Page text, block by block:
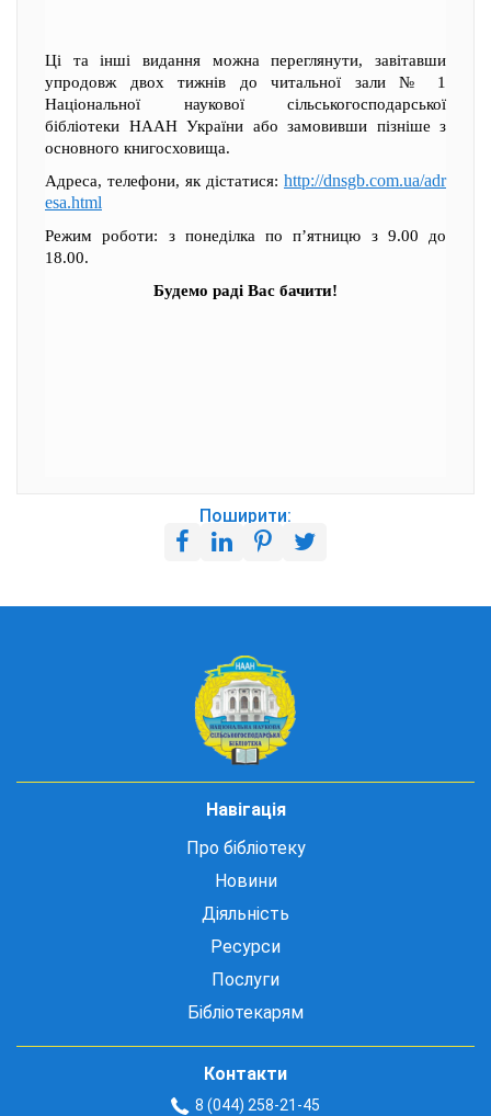
Ці та інші видання можна переглянути, завітавши
упродовж двох тижнів до читальної зали № 1
Національної наукової сільськогосподарської
бібліотеки НААН України або замовивши пізніше з
основного книгосховища.
Адреса, телефони, як дістатися: http://dnsgb.com.ua/adr
esa.html
Режим роботи: з понеділка по п’ятницю з 9.00 до
18.00.
Будемо раді Вас бачити!
Поширити:
Навігація
Про бібліотеку
Новини
Діяльність
Ресурси
Послуги
Бібліотекарям
Контакти
8 (044) 258-21-45